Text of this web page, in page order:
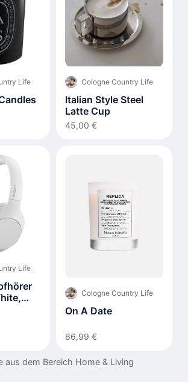
Life Cologne Country Life
Italian Style Steel
Latte Cup
45,00 €
Life
00
Cologne Country Life
On A Date
66,99 €
aus dem Bereich Home & Living